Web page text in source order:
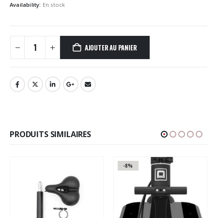
Availability: En stock
AJOUTER AU PANIER
PRODUITS SIMILAIRES